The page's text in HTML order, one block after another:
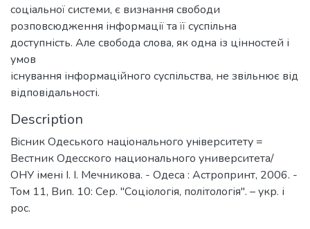
соціальної системи, є визнання свободи
розповсюдження інформації та її суспільна
доступність. Але свобода слова, як одна із цінностей і
умов
існування інформаційного суспільства, не звільнює від
відповідальності.
Description
Вiсник Одеського нацiонального унiверситету =
Вестник Одесского национального университета/
ОНУ імені І. І. Мечникова. - Одеса : Астропринт, 2006. -
Том 11, Вип. 10: Сер. "Соціологія, політологія". – укр. і
рос.